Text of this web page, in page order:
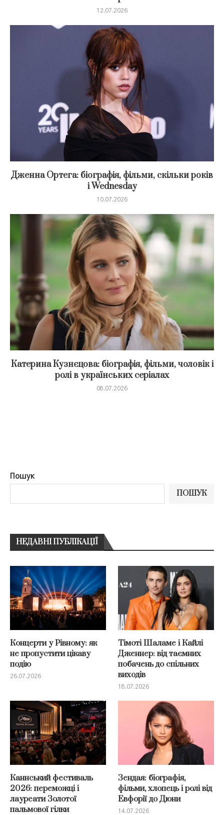
12.07.2026
Дженна Ортега: біографія, фільми, скільки років
і Wednesday
10.07.2026
Катерина Кузнєцова: біографія, фільми, чоловік і
ролі в українських серіалах
08.07.2026
Пошук
ПОШУК
НЕДАВНІ ПУБЛІКАЦІЇ
Концерти у Рівному: як
не пропустити цікаву
подію
26.07.2026
Тімоті Шаламе і Кайлі
Дженнер: від таємних
побачень до спільних
виходів
18.07.2026
Каннський фестиваль
2026: переможці і
лауреати Золотої
пальмової гілки
Зендая: біографія,
фільми, хлопець і ролі від
Евфорії до Дюни
14.07.2026